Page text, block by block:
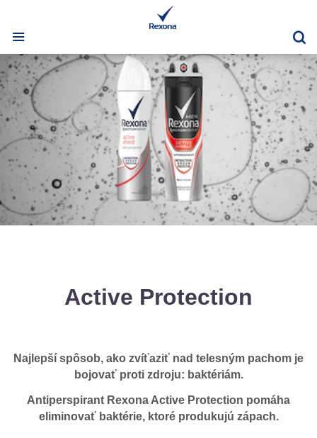
Active Protection
Najlepší spôsob, ako zvíťaziť nad telesným pachom je
bojovať proti zdroju: baktériám.
Antiperspirant Rexona Active Protection pomáha
eliminovať baktérie, ktoré produkujú zápach.